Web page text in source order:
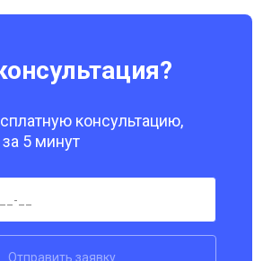
консультацию,
5 минут
Отправить заявку